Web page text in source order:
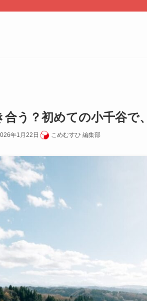
合う？初めての小千谷で
年1月22日 こめむすひ 編集部